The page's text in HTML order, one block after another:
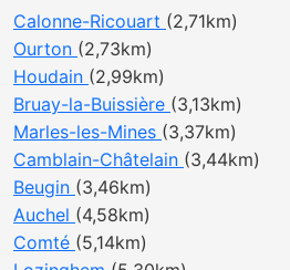
Calonne-Ricouart (2,71km)
Ourton (2,73km)
Houdain (2,99km)
Bruay-la-Buissière (3,13km)
Marles-les-Mines (3,37km)
Camblain-Châtelain (3,44km)
Beugin (3,46km)
Auchel (4,58km)
Comté (5,14km)